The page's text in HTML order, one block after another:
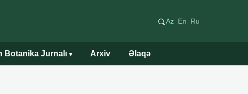
Az En Ru
Botanika Jurnalı ▾ Arxiv Əlaqə